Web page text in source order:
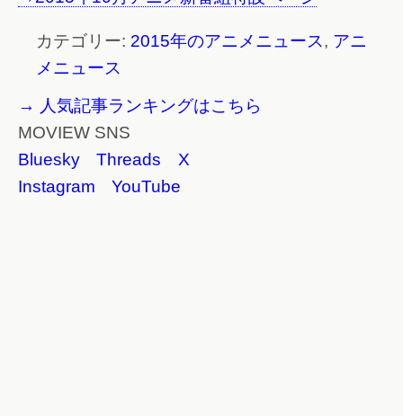
カテゴリー: 2015年のアニメニュース, アニ
メニュース
→ 人気記事ランキングはこちら
MOVIEW SNS
Bluesky
Threads
X
Instagram
YouTube